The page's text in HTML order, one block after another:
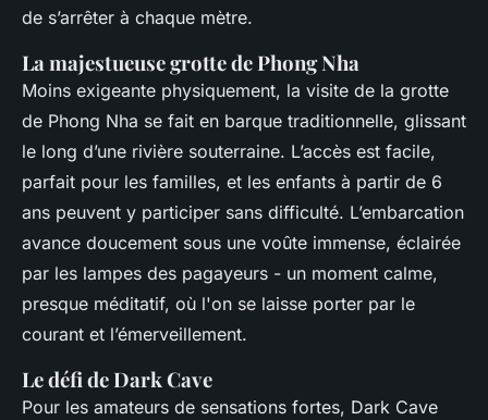
de s’arrêter à chaque mètre.
La majestueuse grotte de Phong Nha
Moins exigeante physiquement, la visite de la grotte
de Phong Nha se fait en barque traditionnelle, glissant
le long d’une rivière souterraine. L’accès est facile,
parfait pour les familles, et les enfants à partir de 6
ans peuvent y participer sans difficulté. L’embarcation
avance doucement sous une voûte immense, éclairée
par les lampes des pagayeurs - un moment calme,
presque méditatif, où l'on se laisse porter par le
courant et l’émerveillement.
Le défi de Dark Cave
Pour les amateurs de sensations fortes, Dark Cave